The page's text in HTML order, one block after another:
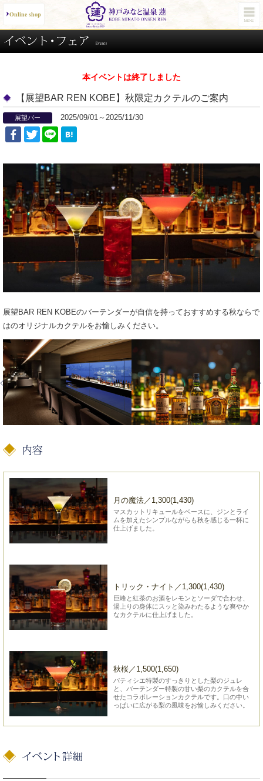
Online shop
本イベントは終了しました
【展望BAR REN KOBE】秋限定カクテルのご案内
展望バー 2025/09/01～2025/11/30
展望BAR REN KOBEのバーテンダーが自信を持っておすすめする秋ならで
はのオリジナルカクテルをお愉しみください。
月の魔法／1,300(1,430)
マスカットリキュールをベースに、ジンとライ
ムを加えたシンプルながらも秋を感じる一杯に
仕上げました。
トリック・ナイト／1,300(1,430)
巨峰と紅茶のお酒をレモンとソーダで合わせ、
湯上りの身体にスッと染みわたるような爽やか
なカクテルに仕上げました。
秋桜／1,500(1,650)
パティシエ特製のすっきりとした梨のジュレ
と、バーテンダー特製の甘い梨のカクテルを合
せたコラボレーションカクテルです。口の中い
っぱいに広がる梨の風味をお愉しみください。